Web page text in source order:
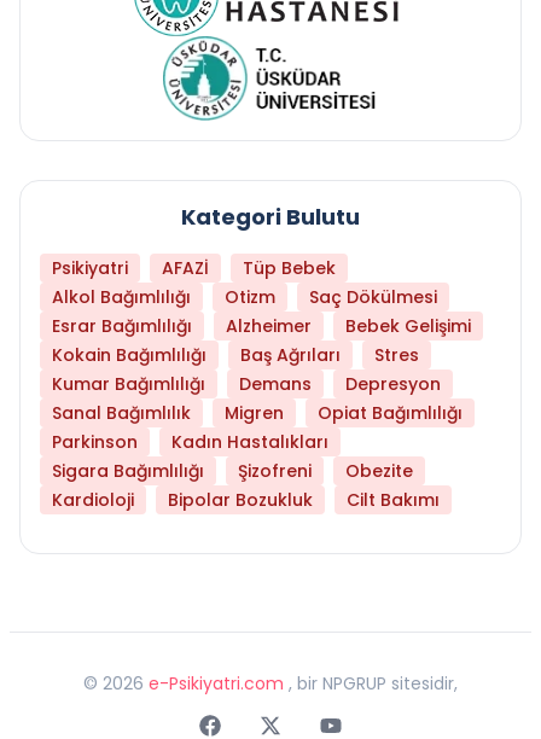
Kategori Bulutu
Psikiyatri AFAZİ
Tüp Bebek
Alkol Bağımlılığı
Otizm
Saç Dökülmesi
Esrar Bağımlılığı
Alzheimer
Bebek Gelişimi
Kokain Bağımlılığı
Baş Ağrıları
Stres
Kumar Bağımlılığı
Demans
Depresyon
Sanal Bağımlılık
Migren
Opiat Bağımlılığı
Parkinson
Kadın Hastalıkları
Sigara Bağımlılığı
Şizofreni
Obezite
Kardioloji
Bipolar Bozukluk Cilt Bakımı
© 2026 e-Psikiyatri.com , bir NPGRUP sitesidir,